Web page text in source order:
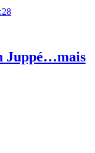
Juppé…mais